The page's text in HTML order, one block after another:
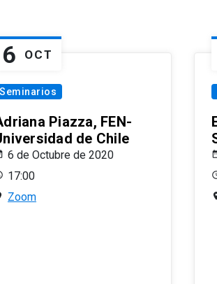
6 OCT
Seminarios
Piazza, FEN-
de Chile
6 de Octubre de 2020
17:00
Zoom